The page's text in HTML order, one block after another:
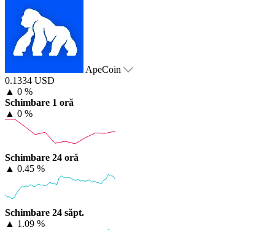
ApeCoin
0.1334 USD
▲ 0 %
Schimbare 1 oră
▲ 0 %
Schimbare 24 oră
▲ 0.45 %
Schimbare 24 săpt.
▲ 1.09 %